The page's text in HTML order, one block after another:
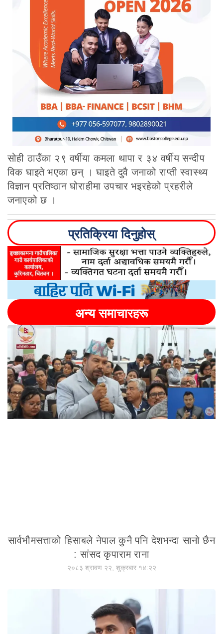
सोही ठाउँका २९ वर्षीया कमला थापा र ३४ वर्षीय सन्दीप
विक घाइते भएका छन् । घाइते दुवै जनाको राप्ती स्वास्थ्य
विज्ञान प्रतिष्ठान घोराहीमा उपचार भइरहेको प्रहरीले
जनाएको छ ।
प्रतिक्रिया दिनुहोस्
अन्य समाचारहरू
सार्वभौमसत्ताको हिसाबले नेपाल कुनै पनि देशभन्दा सानो छैन
: सांसद कृपाराम राना
२०८३ श्रावण २२, शुक्रबार १४:२२